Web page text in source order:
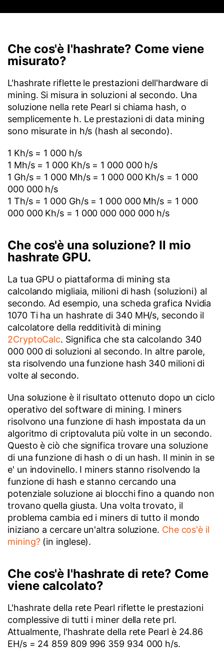
Che cos'è l'hashrate? Come viene
misurato?
L'hashrate riflette le prestazioni dell'hardware di
mining. Si misura in soluzioni al secondo. Una
soluzione nella rete Pearl si chiama hash, o
semplicemente h. Le prestazioni di data mining
sono misurate in h/s (hash al secondo).
1 Kh/s = 1 000 h/s
1 Mh/s = 1 000 Kh/s = 1 000 000 h/s
1 Gh/s = 1 000 Mh/s = 1 000 000 Kh/s = 1 000
000 000 h/s
1 Th/s = 1 000 Gh/s = 1 000 000 Mh/s = 1 000
000 000 Kh/s = 1 000 000 000 000 h/s
Che cos'è una soluzione? Il mio
hashrate GPU.
La tua GPU o piattaforma di mining sta
calcolando migliaia, milioni di hash (soluzioni) al
secondo. Ad esempio, una scheda grafica Nvidia
1070 Ti ha un hashrate di 340 MH/s, secondo il
calcolatore della redditività di mining
2CryptoCalc. Significa che sta calcolando 340
000 000 di soluzioni al secondo. In altre parole,
sta risolvendo una funzione hash 340 milioni di
volte al secondo.
Una soluzione è il risultato ottenuto dopo un ciclo
operativo del software di mining. I miners
risolvono una funzione di hash impostata da un
algoritmo di criptovaluta più volte in un secondo.
Questo è ciò che significa trovare una soluzione
di una funzione di hash o di un hash. Il minin in se
e' un indovinello. I miners stanno risolvendo la
funzione di hash e stanno cercando una
potenziale soluzione ai blocchi fino a quando non
trovano quella giusta. Una volta trovato, il
problema cambia ed i miners di tutto il mondo
iniziano a cercare un'altra soluzione. Che cos'è il
mining?(in inglese).
Che cos'è l'hashrate di rete? Come
viene calcolato?
L'hashrate della rete Pearl riflette le prestazioni
complessive di tutti i miner della rete prl.
Attualmente, l'hashrate della rete Pearl è 24.86
EH/s = 24 859 809 996 359 934 000 h/s.